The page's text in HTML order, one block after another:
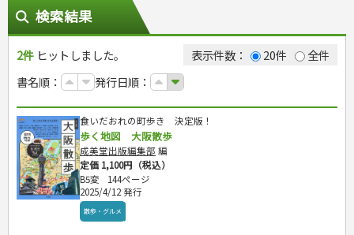
スポーツ
スポーツルール
ゴルフ
トレーニング
ジュニアスポーツ
その他スポーツ
自然・アウトドア・ペット
犬・猫
ペット・飼育
園芸・野菜づくり
雑学
ナンプレ
囲碁・将棋・麻雀
ゲーム・マジック
家相・風水・占い
カルチャー・芸術・趣味
鉄道・車・自転車
音楽・楽器
趣味・鑑賞・カメラ
絵画・デッサン
俳句・詩・ことば
辞典・語学
辞典
語学・旅行会話
運転免許
原付・二輪
普通免許
その他免許
生活・暮らし
料理
料理・レシピ
おもてなし・ごちそう料理
各国料理
お弁当
健康メニュー・ダイエット
調理器具クッキング
お菓子・ケーキ・パン
飲み物・お酒
手芸・クラフト
編み物
ソーイング
クラフト
住まい・インテリア・暮らし
インテリア・ハウジング
収納・掃除・暮らし
美容・ファッション
ダイエット・エクササイズ
メイク・ネイル・ヘア
着物・着つけ
冠婚葬祭・手紙・ペン字
冠婚葬祭・スピーチ・マナー
手紙・ペン字
妊娠・出産・育児
妊娠・出産・育児
離乳食・幼児食・こどもレシピ
健康と保育
家庭医学・健康
ツボ・マッサージ
健康知識
栄養事典
生活習慣病
看護・介護
介護一般
パネルシアター
指導マニュアル
児童一般
おりがみ・あやとり
なぞなぞ・ゲーム
占い・心理ゲーム
のりもの・ずかん
読み物・絵本
音と光のでる絵本
学参・ドリル
夏休みドリル
総復習ドリル
学習・地図
自由研究・読書感想文
えんぴつちょう
就職活動
就職活動
就職試験
公務員試験
資格試験
検定試験・資格試験
英語検定・TOEIC
漢字検定・数学検定
簿記検定
看護・薬学
ビジネス
経営・経済・法律
マネー・株・資産
ビジネス・法律
簿記・経理・税金・保険
自己啓発
自己啓発
ビジネス読み物
旅行・歴史
国内・海外旅行
国外旅行
地理・歴史
検索結果
2件 ヒットしました。 表示件数： 20件
全件
書名順：
発行日順：
食いだおれの町歩き 決定版！
歩く地図 大阪散歩
成美堂出版編集部 編
定価 1,100円（税込）
B5変
144ページ
2025/4/12 発行
散歩・グルメ